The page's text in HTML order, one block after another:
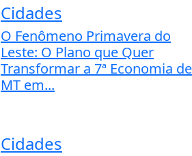
Cidades
O Fenômeno Primavera do
Leste: O Plano que Quer
Transformar a 7ª Economia de
MT em...
Cidades